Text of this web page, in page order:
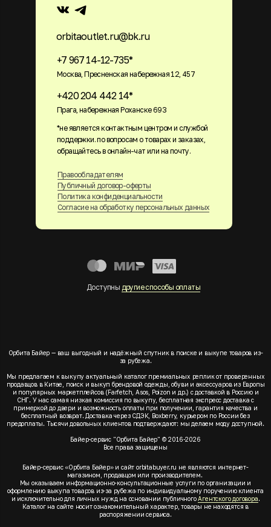
+7 967 14-12-735*
Москва, Пресненская набережная 12, 457
+420 204 442 14*
Прага, набережная Роханске 693
orbitaoutlet.ru@bk.ru
Правообладателям
Публичный договор-оферты
Политика конфиденциальности
Согласие на обработку персональных данных
Доступны другие способы оплаты
*не является контактным центром и службой
поддержки. по вопросам о товарах и заказах,
обращайтесь в онлайн-чат или на почту.
Орбита Байер — ваш выгодный и надёжный спутник в поиске и выкупе товаров из-
за рубежа.
Мы предлагаем к выкупу актуальный каталог премиальных реплик от проверенных
продавцов в Китае, поиск и выкуп брендовой одежды, обуви и аксессуаров из Европы
и популярных маркетплейсов (Farfetch, Asos, Poizon и др.) с доставкой в Россию и
СНГ. У нас самая низкая комиссия по выкупу, бесплатная экспресс доставка с
примеркой до двери и возможность оплаты при получении, гарантия качества и
бесплатный возврат. Доставка через СДЭК, Boxberry, курьером по России без
предоплаты. Тысячи довольных клиентов подтверждают: мы делаем моду доступной.
Байер-сервис "Орбита Байер" © 2016-2026
Все права защищены
Байер-сервис «Орбита Байер» и сайт orbitabuyer.ru не являются интернет-
магазином, продавцом или производителем.
Мы оказываем информационно-консультационные услуги по организации и
оформлению выкупа товаров из-за рубежа по индивидуальному поручению клиента
и исключительно для личных нужд на основании публичногоАгентского договора.
Каталог на сайте носит ознакомительный характер, товары не находятся в
распоряжении сервиса.